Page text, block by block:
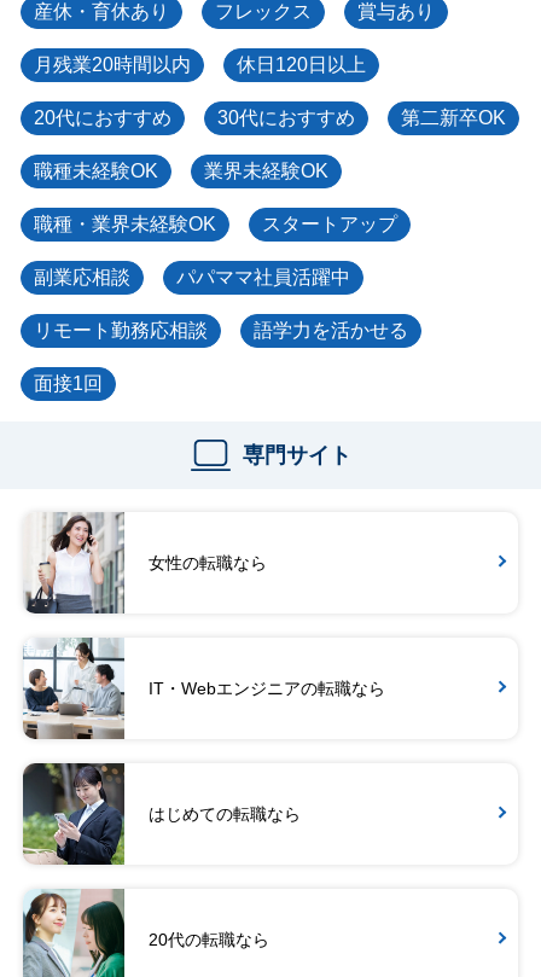
産休・育休あり フレックス 賞与あり
月残業20時間以内 休日120日以上
20代におすすめ 30代におすすめ 第二新卒OK
職種未経験OK 業界未経験OK
職種・業界未経験OK スタートアップ
副業応相談 パパママ社員活躍中
リモート勤務応相談 語学力を活かせる
面接1回
専門サイト
女性の転職なら
IT・Webエンジニアの転職なら
はじめての転職なら
20代の転職なら